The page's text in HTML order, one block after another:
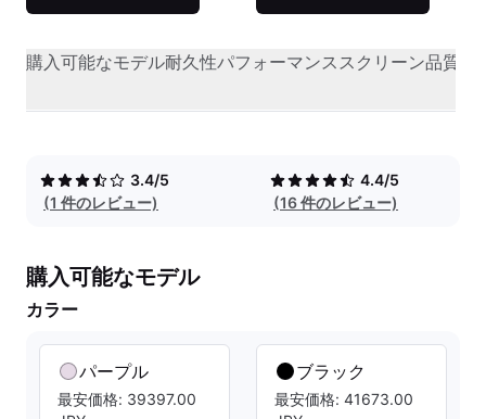
購入可能なモデル耐久性パフォーマンススクリーン品質
3.4/5
(1 件のレビュー)
4.4/5
(16 件のレビュー)
購入可能なモデル
カラー
パープル
最安価格: 39397.00
ブラック
最安価格: 41673.00